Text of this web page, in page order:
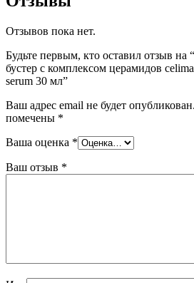
Отзывов пока нет.
Будьте первым, кто оставил отзыв на
бустер с комплексом церамидов
serum 30 мл”
Ваш адрес email не будет опубликован.
помечены *
Ваша оценка *
Ваш отзыв *